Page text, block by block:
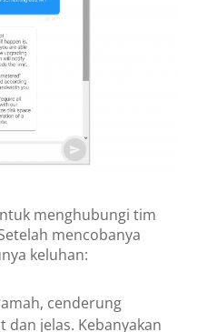
menghubungi tim
mencobanya
keluhan:
cenderung
dan jelas. Kebanyakan